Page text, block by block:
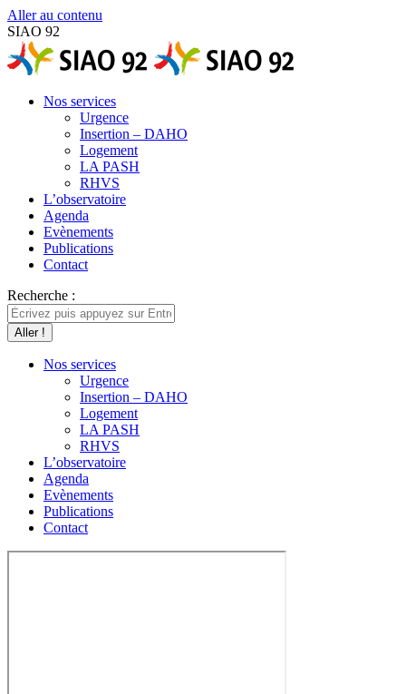
Aller au contenu
SIAO 92
Nos services
Urgence
Insertion – DAHO
Logement
LA PASH
RHVS
L’observatoire
Agenda
Evènements
Publications
Contact
Recherche :
Nos services
Urgence
Insertion – DAHO
Logement
LA PASH
RHVS
L’observatoire
Agenda
Evènements
Publications
Contact